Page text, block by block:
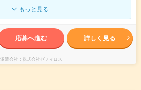
もっと見る
応募へ進む 詳しく見る
派遣会社 株式会社ゼフィロス